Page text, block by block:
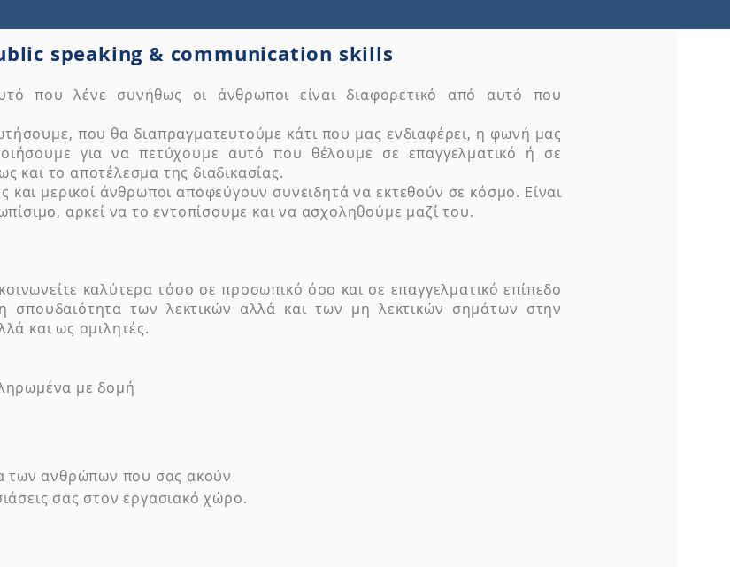
speaking & communication skills
που λένε συνήθως οι άνθρωποι είναι διαφορετικό από αυτό που
που θα διαπραγματευτούμε κάτι που μας ενδιαφέρει, η φωνή μας
για να πετύχουμε αυτό που θέλουμε σε επαγγελματικό ή σε
και το αποτέλεσμα της διαδικασίας.
και μερικοί άνθρωποι αποφεύγουν συνειδητά να εκτεθούν σε κόσμο. Είναι
αρκεί να το εντοπίσουμε και να ασχοληθούμε μαζί του.
καλύτερα τόσο σε προσωπικό όσο και σε επαγγελματικό επίπεδο
σπουδαιότητα των λεκτικών αλλά και των μη λεκτικών σημάτων στην
και ως ομιλητές.
με δομή
των ανθρώπων που σας ακούν
σας στον εργασιακό χώρο.